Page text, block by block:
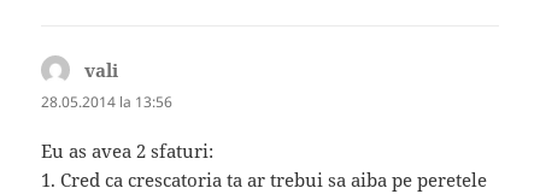
vali
28.05.2014 la 13:56
Eu as avea 2 sfaturi:
1. Cred ca crescatoria ta ar trebui sa aiba pe peretele